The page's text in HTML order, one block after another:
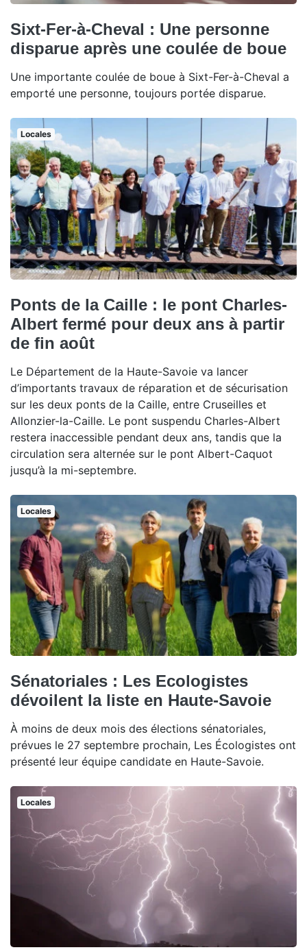
Sixt-Fer-à-Cheval : Une personne
disparue après une coulée de boue
Une importante coulée de boue à Sixt-Fer-à-Cheval a
emporté une personne, toujours portée disparue.
Locales
Ponts de la Caille : le pont Charles-
Albert fermé pour deux ans à partir
de fin août
Le Département de la Haute-Savoie va lancer
d’importants travaux de réparation et de sécurisation
sur les deux ponts de la Caille, entre Cruseilles et
Allonzier-la-Caille. Le pont suspendu Charles-Albert
restera inaccessible pendant deux ans, tandis que la
circulation sera alternée sur le pont Albert-Caquot
jusqu’à la mi-septembre.
Locales
Sénatoriales : Les Ecologistes
dévoilent la liste en Haute-Savoie
À moins de deux mois des élections sénatoriales,
prévues le 27 septembre prochain, Les Écologistes ont
présenté leur équipe candidate en Haute-Savoie.
Locales